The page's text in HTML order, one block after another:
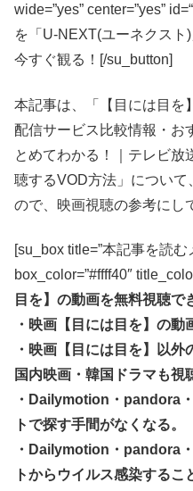
wide=”yes” center=”yes”
を「U-NEXT(ユーネクス
今すぐ観る！[/su_button]
本記事は、「【目には目を
配信サービス比較情報・お
とめてわかる！｜テレビ放
聴するVOD方法」につい
ので、映画視聴の参考にし
[su_box title=”本記事を読む
box_color=”#ffff40″
目を】の動画を無料視聴で
・映画【目には目を】の動
・映画【目には目を】以
国内映画・韓国ドラマも視
・Dailymotion・pandora
トで探す手間がなくなる。
・Dailymotion・pandora
トからウイルス感染するこ